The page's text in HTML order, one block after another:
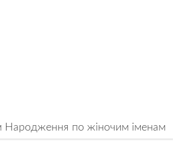
Народження по жіночим іменам